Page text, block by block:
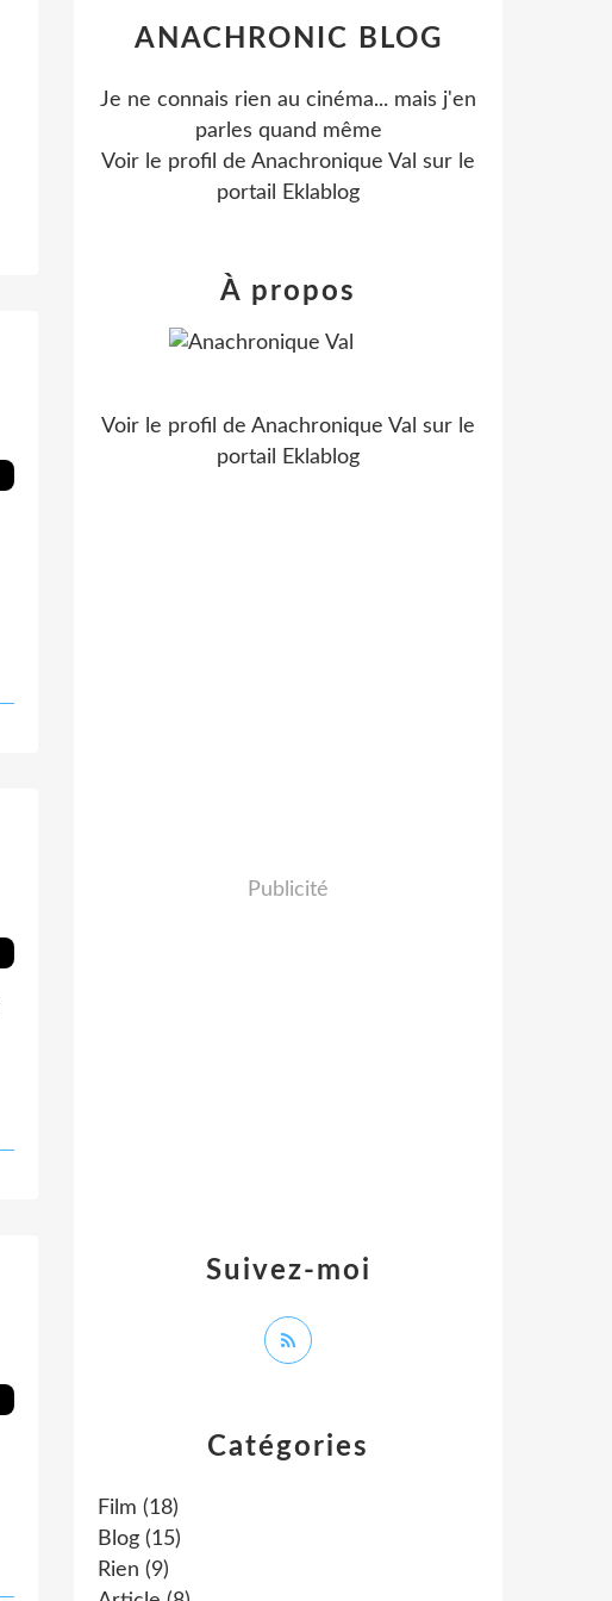
Catégories
Film (18)
Blog (15)
Rien (9)
ANACHRONIC BLOG
Je ne connais rien au cinéma... mais j'en
parles quand même
Voir le profil de Anachronique Val sur le
portail Eklablog
Suivez-moi
À propos
Voir le profil de Anachronique Val sur le
portail Eklablog
Publicité